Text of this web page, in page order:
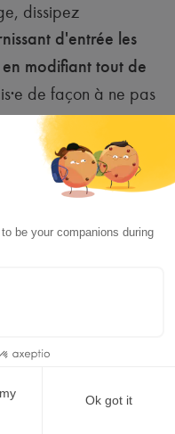
dissipez
d'entrée les
modifiant tout de
de façon à ne pas
de
peut que votre
quant au contenu
cette situation,
que vous restez
interrogations .